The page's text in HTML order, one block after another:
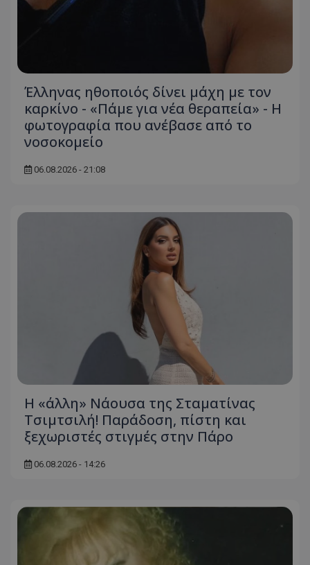
Έλληνας ηθοποιός δίνει μάχη με τον
καρκίνο - «Πάμε για νέα θεραπεία» - Η
φωτογραφία που ανέβασε από το
νοσοκομείο
06.08.2026 - 21:08
Η «άλλη» Νάουσα της Σταματίνας
Τσιμτσιλή! Παράδοση, πίστη και
ξεχωριστές στιγμές στην Πάρο
06.08.2026 - 14:26